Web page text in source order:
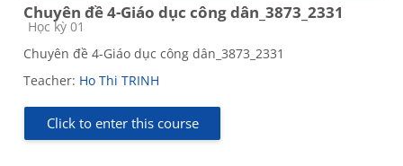
Chuyên đề 4-Giáo dục công dân_3873_2331
Course category
Học kỳ 01
Chuyên đề 4-Giáo dục công dân_3873_2331
Teacher: Ho Thi TRINH
Click to enter this course